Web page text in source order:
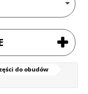
do obudów